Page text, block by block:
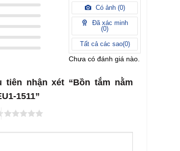
Có ảnh (0)
Đã xác minh
(0)
Tất cả các sao(0)
Chưa có đánh giá nào.
tiên nhận xét “Bồn tắm nằm
1511”